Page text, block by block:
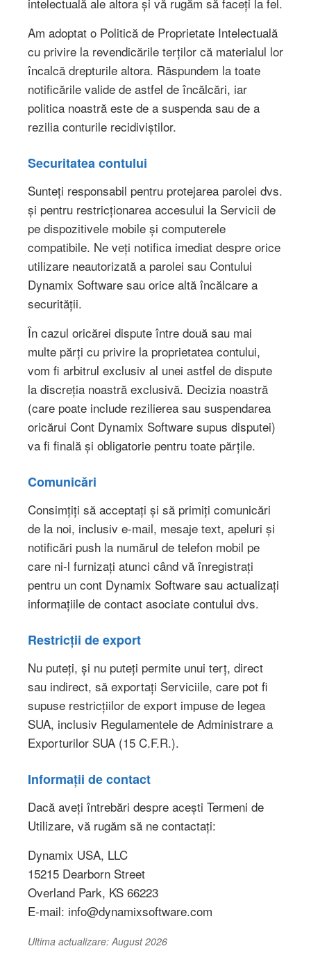
Am adoptat o Politică de Proprietate Intelectuală
cu privire la revendicările terților că materialul lor
încalcă drepturile altora. Răspundem la toate
notificările valide de astfel de încălcări, iar
politica noastră este de a suspenda sau de a
rezilia conturile recidiviștilor.
Securitatea contului
Sunteți responsabil pentru protejarea parolei dvs.
și pentru restricționarea accesului la Servicii de
pe dispozitivele mobile și computerele
compatibile. Ne veți notifica imediat despre orice
utilizare neautorizată a parolei sau Contului
Dynamix Software sau orice altă încălcare a
securității.
În cazul oricărei dispute între două sau mai
multe părți cu privire la proprietatea contului,
vom fi arbitrul exclusiv al unei astfel de dispute
la discreția noastră exclusivă. Decizia noastră
(care poate include rezilierea sau suspendarea
oricărui Cont Dynamix Software supus disputei)
va fi finală și obligatorie pentru toate părțile.
Comunicări
Consimțiți să acceptați și să primiți comunicări
de la noi, inclusiv e-mail, mesaje text, apeluri și
notificări push la numărul de telefon mobil pe
care ni-l furnizați atunci când vă înregistrați
pentru un cont Dynamix Software sau actualizați
informațiile de contact asociate contului dvs.
Restricții de export
Nu puteți, și nu puteți permite unui terț, direct
sau indirect, să exportați Serviciile, care pot fi
supuse restricțiilor de export impuse de legea
SUA, inclusiv Regulamentele de Administrare a
Exporturilor SUA (15 C.F.R.).
Informații de contact
Dacă aveți întrebări despre acești Termeni de
Utilizare, vă rugăm să ne contactați:
Dynamix USA, LLC
15215 Dearborn Street
Overland Park, KS 66223
E-mail: info@dynamixsoftware.com
Ultima actualizare: August 2026